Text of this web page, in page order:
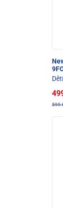
Děti
599